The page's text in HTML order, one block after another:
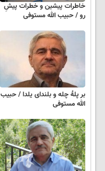
خاطرات پیشین و خطرات پیشِ
رو / حبیب الله مستوفی
بر پلهٔ چله و بلندای یلدا / حبیب
الله مستوفی